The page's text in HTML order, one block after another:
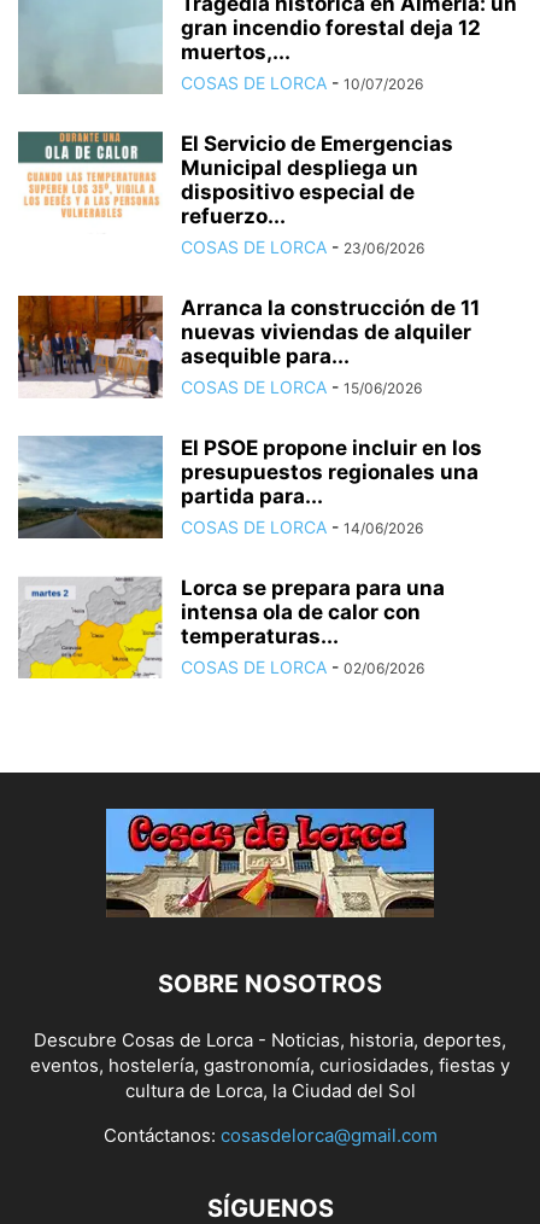
gran incendio forestal deja 12
muertos,...
COSAS DE LORCA - 10/07/2026
El Servicio de Emergencias
Municipal despliega un
dispositivo especial de
refuerzo...
COSAS DE LORCA - 23/06/2026
Arranca la construcción de 11
nuevas viviendas de alquiler
asequible para...
COSAS DE LORCA - 15/06/2026
El PSOE propone incluir en los
presupuestos regionales una
partida para...
COSAS DE LORCA - 14/06/2026
Lorca se prepara para una
intensa ola de calor con
temperaturas...
COSAS DE LORCA - 02/06/2026
SOBRE NOSOTROS
Descubre Cosas de Lorca - Noticias, historia, deportes,
eventos, hostelería, gastronomía, curiosidades, fiestas y
cultura de Lorca, la Ciudad del Sol
Contáctanos: cosasdelorca@gmail.com
SÍGUENOS